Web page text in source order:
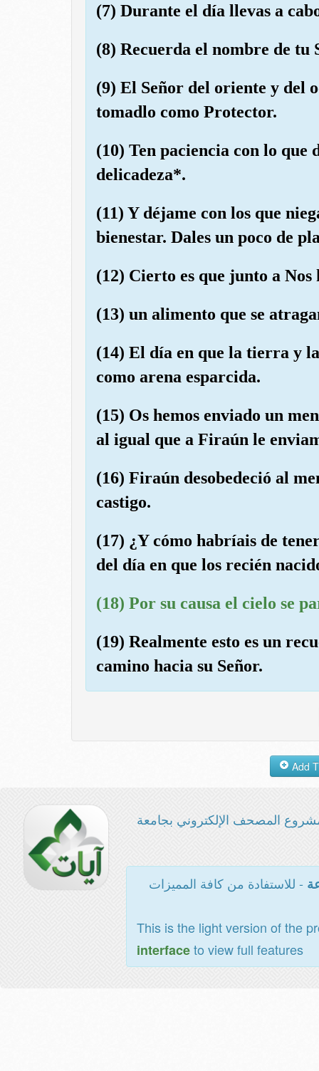
(7) Durante el día llevas a
(8) Recuerda el nombre de tu
(9) El Señor del oriente y del
tomadlo como Protector.
(10) Ten paciencia con lo que
delicadeza*.
(11) Y déjame con los que
bienestar. Dales un poco de
(12) Cierto es que junto a
(13) un alimento que se
(14) El día en que la tierra y
como arena esparcida.
(15) Os hemos enviado un
al igual que a Firaún le
(16) Firaún desobedeció al
castigo.
(17) ¿Y cómo habríais de
del día en que los recién
(18) Por su causa el cielo se
(19) Realmente esto es un
camino hacia su Señor.
المصحف الإلكتروني بجامعة
- للاستفادة من كافة المميزات
This is the light version of the
interfaceto view full features